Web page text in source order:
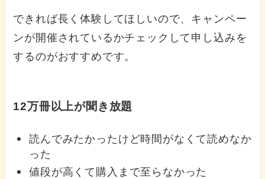
できれば長く体験してほしいので、キャンペー
ンが開催されているかチェックして申し込みを
するのがおすすめです。
12万冊以上が聞き放題
読んでみたかったけど時間がなくて読めなか
った
値段が高くて購入まで至らなかった